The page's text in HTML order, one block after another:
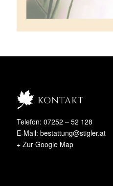
kontakt
Telefon: 07252 – 52 128
E-Mail: bestattung@stigler.at
+ Zur Google Map